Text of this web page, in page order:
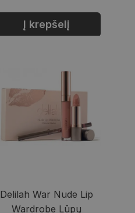
Į krepšelį
Delilah War Nude Lip
Wardrobe Lūpų